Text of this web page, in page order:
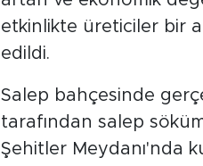
etkinlikte üreticiler bir
edildi.
Salep bahçesinde
tarafından salep
Şehitler Meydanı'nda